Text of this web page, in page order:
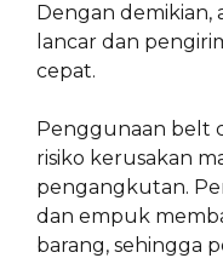
Dengan demikian,
lancar dan
cepat.
Penggunaan belt
risiko kerusakan
pengangkutan.
dan empuk
barang, sehingga